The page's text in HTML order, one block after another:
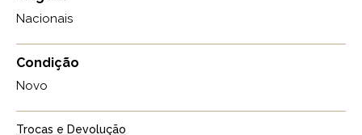
Nacionais
Condição
Novo
Trocas e Devolução